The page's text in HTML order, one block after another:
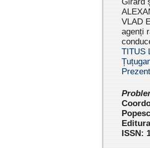
VLAD
agenți
TITUS
Pr
ISSN: